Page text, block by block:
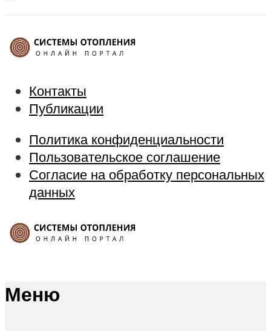
Контакты
Публикации
Политика конфиденциальности
Пользовательское соглашение
Согласие на обработку персональных
данных
Меню